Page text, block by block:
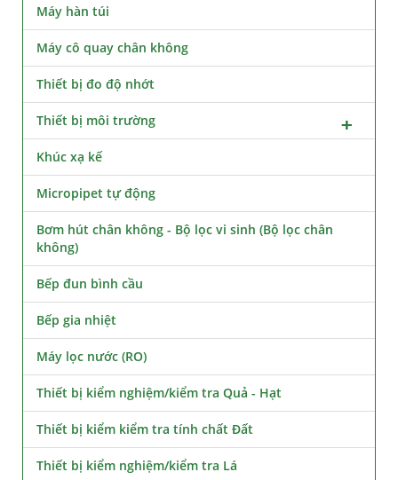
Máy hàn túi
Máy cô quay chân không
Thiết bị đo độ nhớt
Thiết bị môi trường
Khúc xạ kế
Micropipet tự động
Bơm hút chân không - Bộ lọc vi sinh (Bộ lọc chân
không)
Bếp đun bình cầu
Bếp gia nhiệt
Máy lọc nước (RO)
Thiết bị kiểm nghiệm/kiểm tra Quả - Hạt
Thiết bị kiểm kiểm tra tính chất Đất
Thiết bị kiểm nghiệm/kiểm tra Lá